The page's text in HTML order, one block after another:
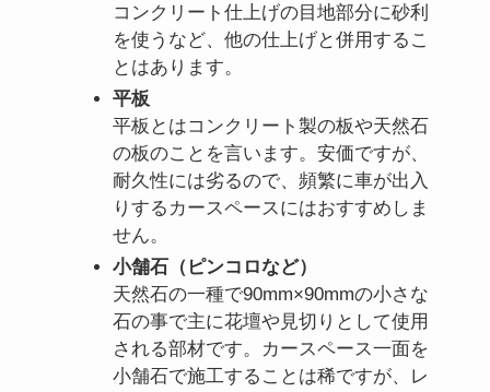
コンクリート仕上げの目地部分に砂利
を使うなど、他の仕上げと併用するこ
とはあります。
平板
平板とはコンクリート製の板や天然石
の板のことを言います。安価ですが、
耐久性には劣るので、頻繁に車が出入
りするカースペースにはおすすめしま
せん。
小舗石（ピンコロなど）
天然石の一種で90mm×90mmの小さな
石の事で主に花壇や見切りとして使用
される部材です。カースペース一面を
小舗石で施工することは稀ですが、レ